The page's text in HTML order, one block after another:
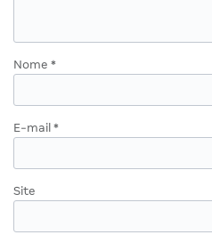
Nome *
E-mail *
Site